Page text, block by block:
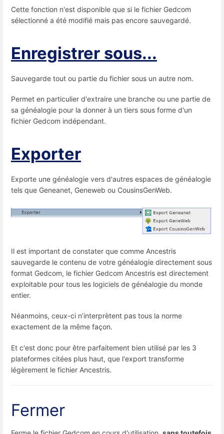
Cette fonction n'est disponible que si le fichier Gedcom
sélectionné a été modifié mais pas encore sauvegardé.
Enregistrer sous...
Sauvegarde tout ou partie du fichier sous un autre nom.
Permet en particulier d'extraire une branche ou une partie de
sa généalogie pour la donner à un tiers sous forme d'un
fichier Gedcom indépendant.
Exporter
Exporte une généalogie vers d'autres espaces de généalogie
tels que Geneanet, Geneweb ou CousinsGenWeb.
Il est important de constater que comme Ancestris
sauvegarde le contenu de votre généalogie directement sous
format Gedcom, le fichier Gedcom Ancestris est directement
exploitable pour tous les logiciels de généalogie du monde
entier.
Néanmoins, ceux-ci n’interprètent pas tous la norme
exactement de la même façon.
Et c'est donc pour être parfaitement bien utilisé par les 3
plateformes citées plus haut, que l'export transforme
légèrement le fichier Ancestris.
Fermer